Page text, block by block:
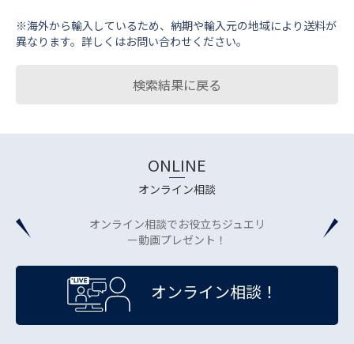
※海外から輸⼊しているため、納期や輸⼊元の地域により送料が
異なります。詳しくはお問い合わせください。
検索結果に戻る
ONLINE
オンライン相談
オンライン相談でお役立ちジュエリ
ー動画プレゼント！
オンライン相談！